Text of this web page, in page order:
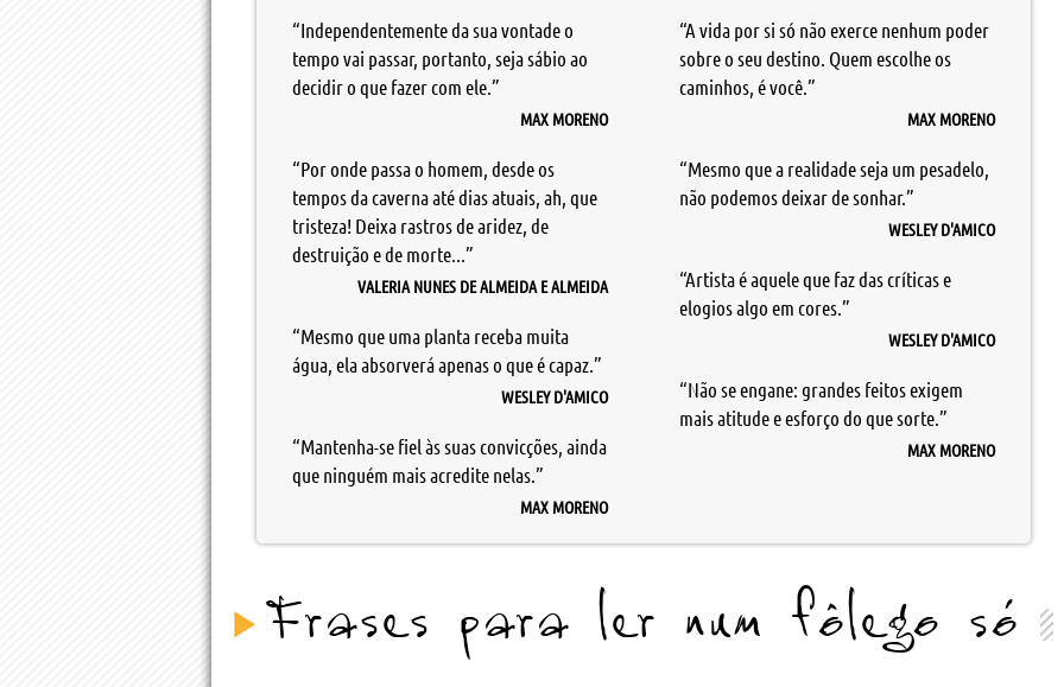
“Independentemente da sua vontade o
tempo vai passar, portanto, seja sábio ao
decidir o que fazer com ele.”
MAX MORENO
“Por onde passa o homem, desde os
tempos da caverna até dias atuais, ah, que
tristeza! Deixa rastros de aridez, de
destruição e de morte...”
VALERIA NUNES DE ALMEIDA E ALMEIDA
“Mesmo que uma planta receba muita
água, ela absorverá apenas o que é capaz.”
WESLEY D'AMICO
“Mantenha-se fiel às suas convicções, ainda
que ninguém mais acredite nelas.”
MAX MORENO
“A vida por si só não exerce nenhum poder
sobre o seu destino. Quem escolhe os
caminhos, é você.”
MAX MORENO
“Mesmo que a realidade seja um pesadelo,
não podemos deixar de sonhar.”
WESLEY D'AMICO
“Artista é aquele que faz das críticas e
elogios algo em cores.”
WESLEY D'AMICO
“Não se engane: grandes feitos exigem
mais atitude e esforço do que sorte.”
MAX MORENO
Frases para ler num fôlego só